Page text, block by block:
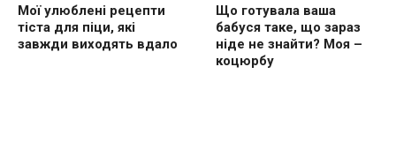
Мої улюблені рецепти
тіста для піци, які
завжди виходять вдало
Що готувала ваша
бабуся таке, що зараз
ніде не знайти? Моя –
коцюрбу